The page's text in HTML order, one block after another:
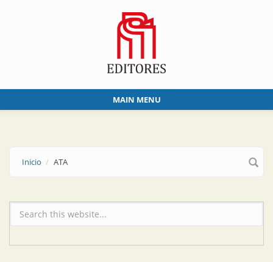
MAIN MENU
Inicio ATA
Formulario de búsqueda